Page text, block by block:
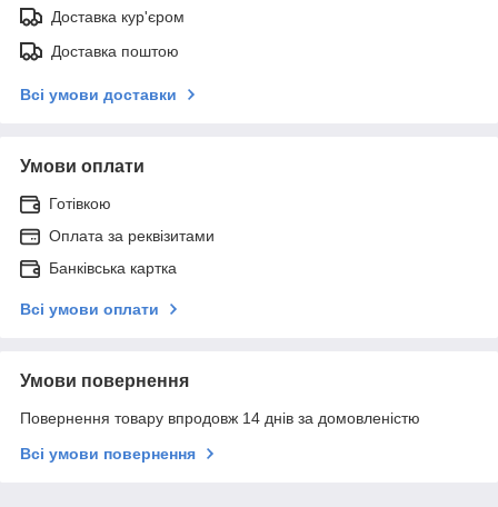
Доставка кур'єром
Доставка поштою
Всі умови доставки
Умови оплати
Готівкою
Оплата за реквізитами
Банківська картка
Всі умови оплати
Умови повернення
Повернення товару впродовж 14 днів за домовленістю
Всі умови повернення